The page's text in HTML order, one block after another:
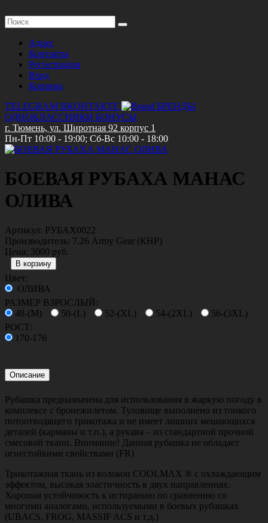
Адрес
Контакты
Регистрация
Вход
Корзина
TELEGRAM ВКОНТАКТЕ
БРЕНДЫ
ОДНОКЛАССНИКИ БОНУСЫ
г. Тюмень, ул. Широтная 92 корпус 1
Пн-Пт 10:00 - 19:00; Сб-Вс 10:00 - 18:00
БОЕВАЯ РУБАХА МАНАС
ОЛИВА
Артикул: РУБАХ0022
Производитель: 7.26 Army Gear (КНР)
Цена: 3000 руб.
Цвет:
ОЛИВА
РАЗМЕР ВЗРОСЛЫЙ:
48-(M)
50-(L) 52-(XL) 54-(2XL)
56-(3XL)
РОСТ:
170-176
Описание
Рубашка предназначена для использования в жаркую погоду в
комплексе с бронежилетом. Туловище выполнено из тонкого
потоотводящего трикотажа и не имеет лишних мешающихся
деталей (карманы и т.п.), а рукава – из стандартной прочной
смесовой ткани. Внимание! Данная рубашка не обладает
огнестойкими свойствами (FR)
Трикотажная ткань из волокон COOLMAX ® с охлаждающим
эффектом, высокая эластичность в двух направлениях.
Хорошая устойчивость к истиранию по сравнению со
многими аналогами, используемыми в боевых рубашках
(UBACS, FROG, MASSIF ACS и т.д.)